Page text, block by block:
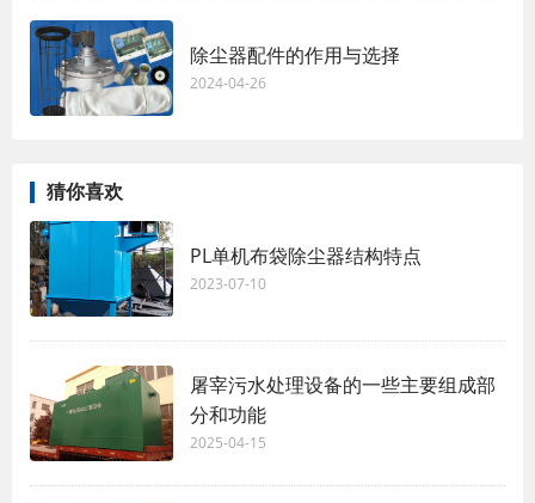
除尘器配件的作用与选择
2024-04-26
猜你喜欢
PL单机布袋除尘器结构特点
2023-07-10
屠宰污水处理设备的一些主要组成部
分和功能
2025-04-15